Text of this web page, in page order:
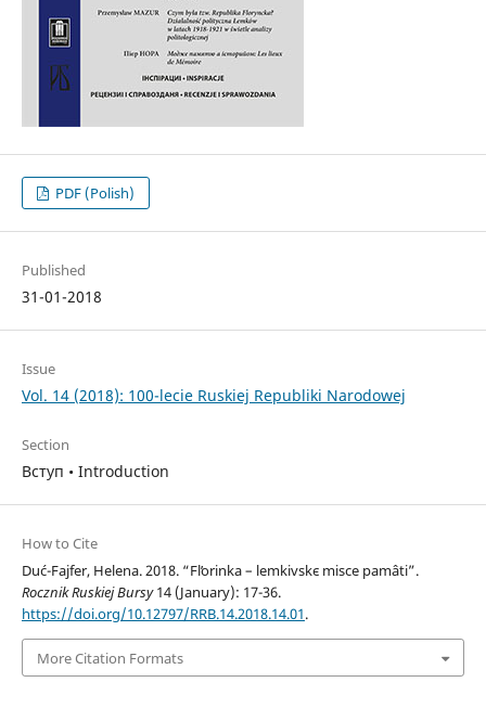
PDF (Polish)
Published
31-01-2018
Issue
Vol. 14 (2018): 100-lecie Ruskiej Republiki Narodowej
Section
Вступ • Introduction
How to Cite
Duć-Fajfer, Helena. 2018. “Flʹorinka – lemkіvskє mіsce pamâti”.
Rocznik Ruskiej Bursy14 (January): 17-36.
https://doi.org/10.12797/RRB.14.2018.14.01.
More Citation Formats